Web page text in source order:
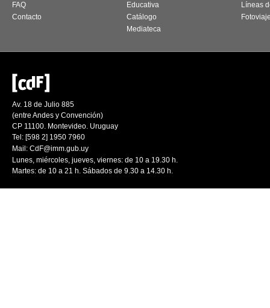
FAQ
Contacto
Educativa
Catálogo
Mediateca
Líneas
Av. 18 de Julio 885
(entre Andes y Convención)
CP 11100. Montevideo. Uruguay
Tel: [598 2] 1950 7960
Mail: CdF@imm.gub.uy
Lunes, miércoles, jueves, viernes: de 10 a 19.30 h.
Martes: de 10 a 21 h. Sábados de 9.30 a 14.30 h.